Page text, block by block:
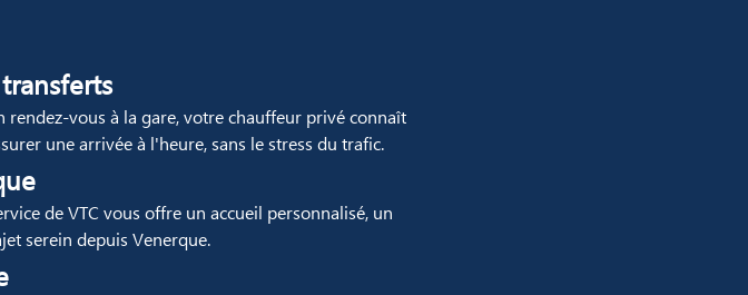
vous à la gare, votre chauffeur privé connaît
une arrivée à l'heure, sans le stress du trafic.
de VTC vous offre un accueil personnalisé, un
serein depuis Venerque.